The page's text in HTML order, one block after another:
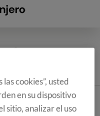
cookies”, usted
en su dispositivo
sitio, analizar el uso